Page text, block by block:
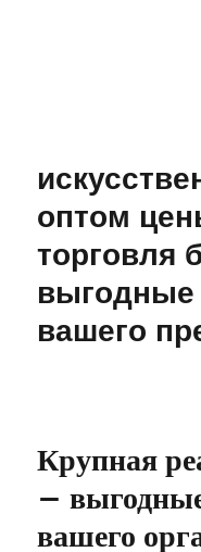
оптом
торговля
выгодные
вашего
Крупная
–
вашего